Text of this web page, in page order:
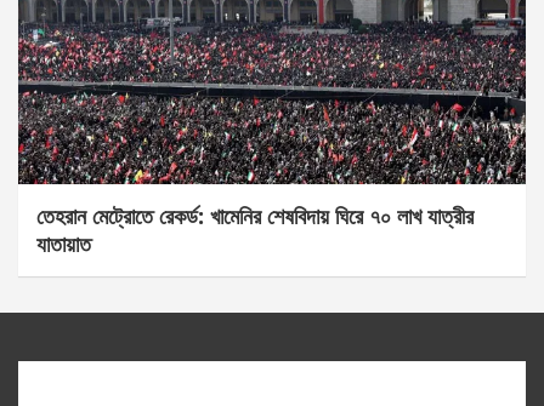
তেহরান মেট্রোতে রেকর্ড: খামেনির শেষবিদায় ঘিরে ৭০ লাখ যাত্রীর
যাতায়াত